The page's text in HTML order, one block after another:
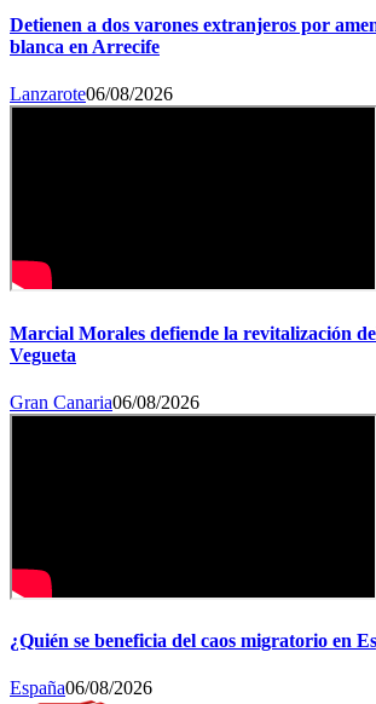
Detienen a dos varones extranjeros por
blanca en Arrecife
Lanzarote06/08/2026
Marcial Morales defiende la revitalización
Vegueta
Gran Canaria06/08/2026
¿Quién se beneficia del caos migratorio en
España06/08/2026